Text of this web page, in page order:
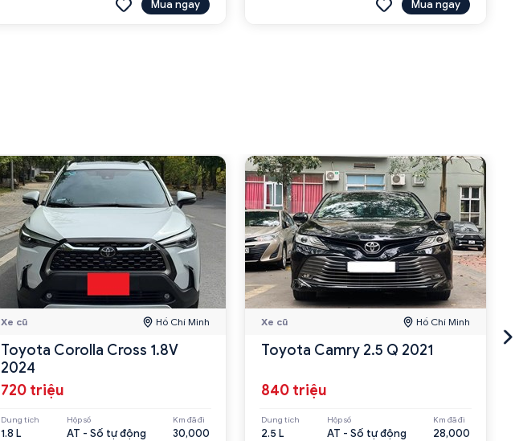
Mua ngay
Mua ngay
Xe cũ Hồ Chí Minh
Toyota Corolla Cross 1.8V
2024
720 triệu
Dung tích
1.8 L
Hộp số
AT - Số tự động
Km đã đi
30,000
Xe cũ Hồ Chí Minh
Toyota Camry 2.5 Q 2021
840 triệu
Dung tích
2.5 L
Hộp số
AT - Số tự động
Km đã đi
28,000